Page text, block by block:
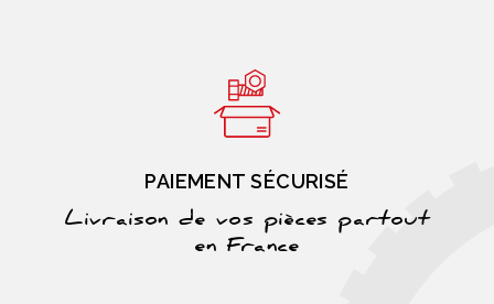
PAIEMENT SÉCURISÉ
Livraison de vos pièces partout
en France